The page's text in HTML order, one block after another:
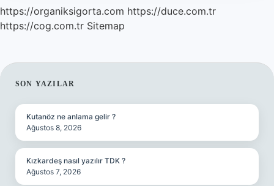
https://organiksigorta.com https://duce.com.tr
https://cog.com.tr Sitemap
SIDEBAR
SON YAZILAR
Kutanöz ne anlama gelir ?
Ağustos 8, 2026
Kızkardeş nasıl yazılır TDK ?
Ağustos 7, 2026